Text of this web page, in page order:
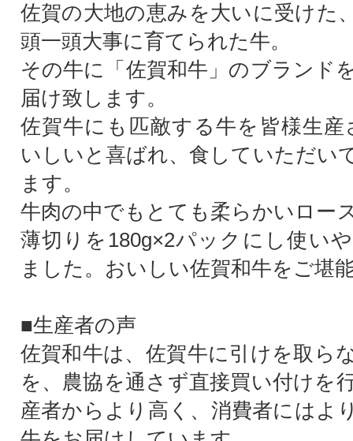
佐賀の大地の恵みを大いに受けた
頭一頭大事に育てられた牛。
その牛に「佐賀和牛」のブランド
届け致します。
佐賀牛にも匹敵する牛を皆様生
いしいと喜ばれ、食していただい
ます。
牛肉の中でもとても柔らかいロー
薄切りを180g×2パックにし使い
ました。おいしい佐賀和牛をご堪
■生産者の声
佐賀和牛は、佐賀牛に引けを取ら
を、農協を通さず直接買い付けを
産者からより高く、消費者にはよ